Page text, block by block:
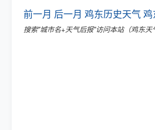
前一月 后一月 鸡东历史天气 鸡
搜索"城市名+天气后报"访问本站（鸡东天